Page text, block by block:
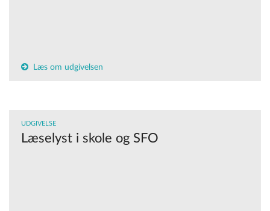
Læs om udgivelsen
UDGIVELSE
Læselyst i skole og SFO